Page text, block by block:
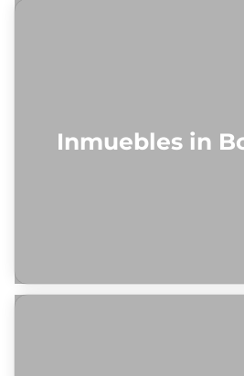
Inmuebles in